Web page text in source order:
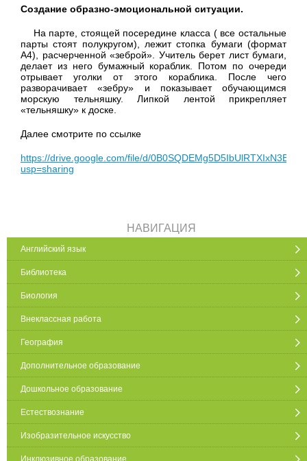
Создание образно-эмоциональной ситуации.
На парте, стоящей посередине класса ( все остальные
парты стоят полукругом), лежит стопка бумаги (формат
А4), расчерченной «зеброй». Учитель берет лист бумаги,
делает из него бумажный кораблик. Потом по очереди
отрывает уголки от этого кораблика. После чего
разворачивает «зебру» и показывает обучающимся
морскую тельняшку. Липкой лентой прикрепляет
«тельняшку» к доске.
Далее смотрите по ссылке
https://drive.google.com/file/d/
usp=sharing
НАВИГАЦИЯ
Английский язык
Библиотека
Биология
Внеклассная работа
География
Дополнительное образование
Дошкольное образование
Естествознание
Изобразительное искусство